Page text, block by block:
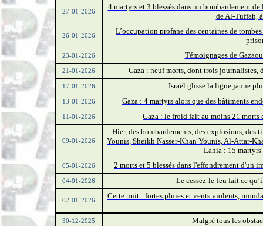
27-01-2026
4 martyrs et 3 blessés dans un bombardement
de Al-Tuffah,
26-01-2026
L’occupation profane des centaines de
23-01-2026 Témoignages de
21-01-2026 Gaza : neuf morts, dont trois journalistes,
17-01-2026 Israël glisse la ligne jaune
13-01-2026 Gaza : 4 martyrs alors que des bâtiments
11-01-2026 Gaza : le froid fait au moins 21 morts
09-01-2026
Hier, des bombardements, des explosions, des
Younis, Sheikh Nasser-Khan Younis, Al-Attar-
Lahia : 15 martyrs
05-01-2026 2 morts et 5 blessés dans l'effondrement d'un
04-01-2026 Le cessez-le-feu fait ce
02-01-2026
Cette nuit : fortes pluies et vents violents,
30-12-2025 Malgré tous les